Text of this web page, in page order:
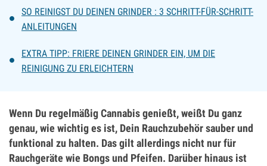
SO REINIGST DU DEINEN GRINDER : 3 SCHRITT-FÜR-SCHRITT-
ANLEITUNGEN
EXTRA TIPP: FRIERE DEINEN GRINDER EIN, UM DIE
REINIGUNG ZU ERLEICHTERN
Wenn Du regelmäßig Cannabis genießt, weißt Du ganz
genau, wie wichtig es ist, Dein Rauchzubehör sauber und
funktional zu halten. Das gilt allerdings nicht nur für
Rauchgeräte wie Bongs und Pfeifen. Darüber hinaus ist